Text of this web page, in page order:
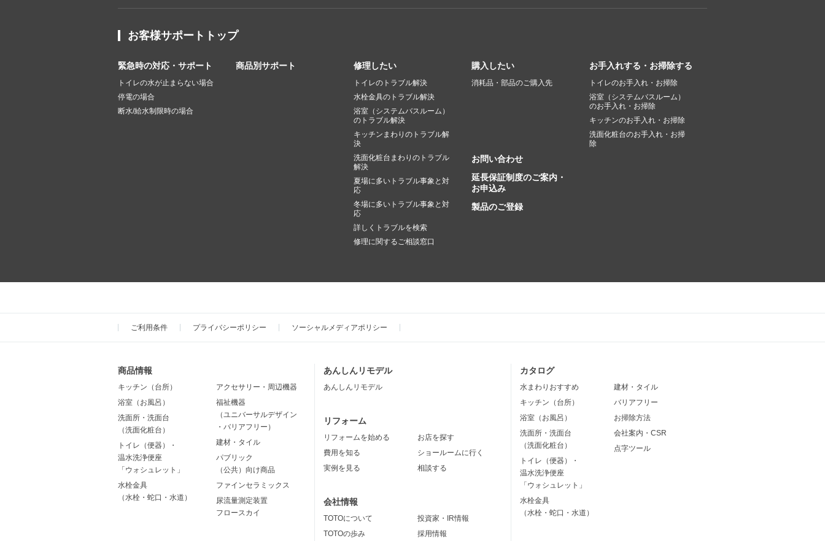
お客様サポートトップ
緊急時の対応・サポート
トイレの水が止まらない場合
停電の場合
断水/給水制限時の場合
商品別サポート 修理したい
トイレのトラブル解決
水栓金具のトラブル解決
浴室（システムバスルーム）
のトラブル解決
キッチンまわりのトラブル解
決
洗面化粧台まわりのトラブル
解決
夏場に多いトラブル事象と対
応
冬場に多いトラブル事象と対
応
詳しくトラブルを検索
修理に関するご相談窓口
購入したい
消耗品・部品のご購入先
お手入れする・お掃除する
トイレのお手入れ・お掃除
浴室（システムバスルーム）
のお手入れ・お掃除
キッチンのお手入れ・お掃除
洗面化粧台のお手入れ・お掃
除
お問い合わせ
延長保証制度のご案内・
お申込み
製品のご登録
ご利用条件 プライバシーポリシー ソーシャルメディアポリシー
商品情報
キッチン（台所）
浴室（お風呂）
洗面所・洗面台
（洗面化粧台）
トイレ（便器）・
温水洗浄便座
「ウォシュレット」
水栓金具
（水栓・蛇口・水道）
アクセサリー・周辺機器
福祉機器
（ユニバーサルデザイン
・バリアフリー）
建材・タイル
パブリック
（公共）向け商品
ファインセラミックス
尿流量測定装置
フロースカイ
あんしんリモデル
あんしんリモデル
リフォーム
リフォームを始める
費用を知る
実例を見る
お店を探す
ショールームに行く
相談する
会社情報
TOTOについて
TOTOの歩み
投資家・IR情報
採用情報
カタログ
水まわりおすすめ
キッチン（台所）
浴室（お風呂）
洗面所・洗面台
（洗面化粧台）
トイレ（便器）・
温水洗浄便座
「ウォシュレット」
水栓金具
（水栓・蛇口・水道）
建材・タイル
バリアフリー
お掃除方法
会社案内・CSR
点字ツール